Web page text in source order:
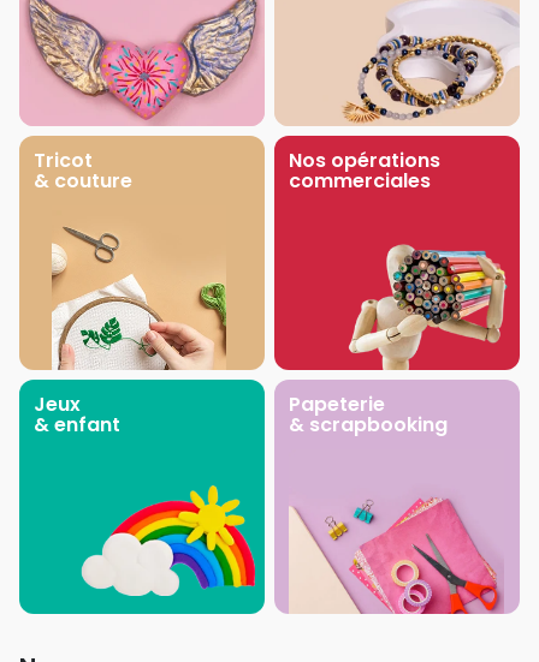
Tricot
& couture
Nos opérations
commerciales
Jeux
& enfant
Papeterie
& scrapbooking